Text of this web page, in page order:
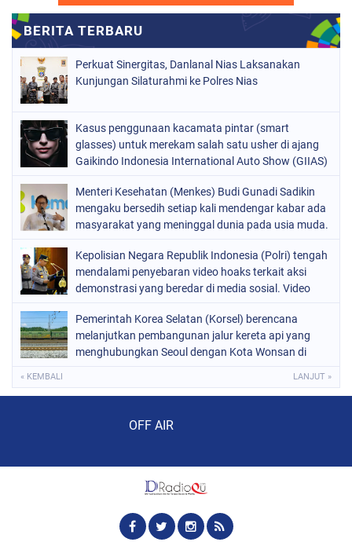
Perkuat Sinergitas, Danlanal Nias Laksanakan
Kunjungan Silaturahmi ke Polres Nias
Kasus penggunaan kacamata pintar (smart
glasses) untuk merekam salah satu usher di ajang
Gaikindo Indonesia International Auto Show (GIIAS)
Menteri Kesehatan (Menkes) Budi Gunadi Sadikin
mengaku bersedih setiap kali mendengar kabar ada
masyarakat yang meninggal dunia pada usia muda.
menteri kesehatan apabila masih ada warga yang
kehilangan nyawa
Kepolisian Negara Republik Indonesia (Polri) tengah
mendalami penyebaran video hoaks terkait aksi
demonstrasi yang beredar di media sosial. Video
lama yang kembali diunggah
Pemerintah Korea Selatan (Korsel) berencana
melanjutkan pembangunan jalur kereta api yang
menghubungkan Seoul dengan Kota Wonsan di
« KEMBALI LANJUT »
OFF AIR